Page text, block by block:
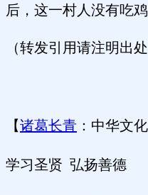
后，这一村人没有吃鸡
（转发引用请注明出处
【诸葛长青 ：中华文
学习圣贤 弘扬善德